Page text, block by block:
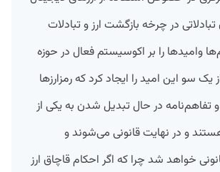
تبادلاتی در چرخه بازگشت ارزو تبادلات
وامیدها را بر اکوسیستمفعال در حوزه
یک سو این امیدرا ایجادکردکهرمزارزها
و تفاهم‌نامه در حال تبدیل شدن بهیکی از
و در نهایتقانونی می‌شوندو
خواهد شد چرا که اگر احکامقاچاق ارز